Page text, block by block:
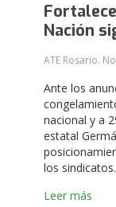
Nación
ATE Rosario.
Ante los
nacional y a
estatal
los sindicatos.
Leer más